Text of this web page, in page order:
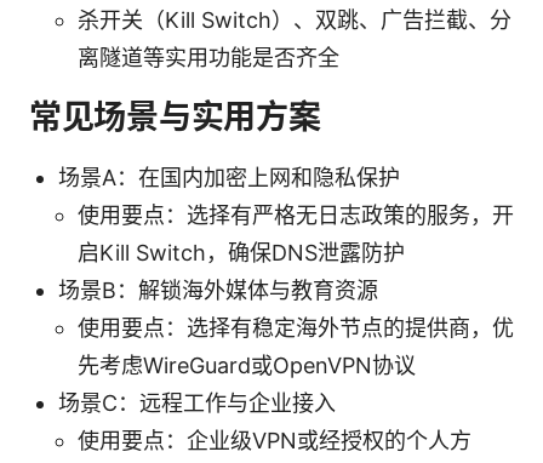
杀开关（Kill Switch）、双跳、广告拦截、分
离隧道等实用功能是否齐全
常见场景与实用方案
场景A：在国内加密上网和隐私保护
使用要点：选择有严格无日志政策的服务，开
启Kill Switch，确保DNS泄露防护
场景B：解锁海外媒体与教育资源
使用要点：选择有稳定海外节点的提供商，优
先考虑WireGuard或OpenVPN协议
场景C：远程工作与企业接入
使用要点：企业级VPN或经授权的个人方